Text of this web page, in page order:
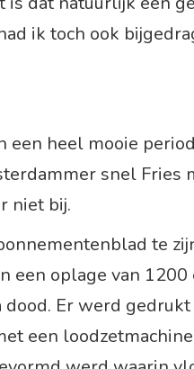
ik toch ook
een heel mooie
snel Fries
niet bij.
te
een oplage van 1200
Er werd
een